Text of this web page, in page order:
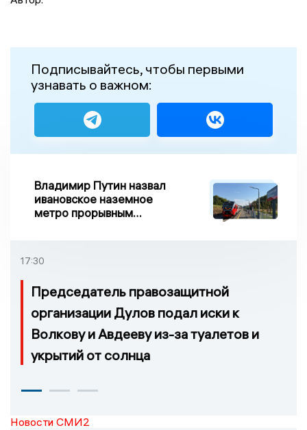
Подписывайтесь, чтобы первыми
узнавать о важном:
Владимир Путин назвал
ивановское наземное
метро прорывным
17:30
Председатель правозащитной
организации Дулов подал иски к
Волкову и Авдееву из-за туалетов и
укрытий от солнца
Новости СМИ2